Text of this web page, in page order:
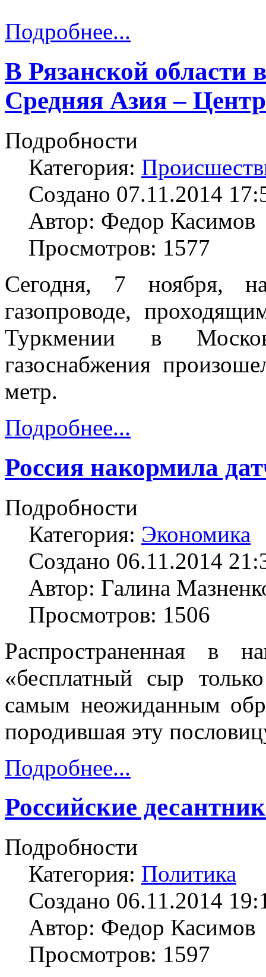
Подробнее...
В Рязанской области
Средняя Азия – Центр
Подробности
Категория:
Создано 07.11.2014
Автор: Федор Касимов
Просмотров: 1577
Сегодня, 7 ноября, на
газопроводе,
Туркмении в
газоснабжения
метр.
Подробнее...
Россия накормила
Подробности
Категория: Экономика
Создано 06.11.2014
Автор: Галина
Просмотров: 1506
Распространенная в
«бесплатный сыр
самым неожиданным
породившая эту
Подробнее...
Российские
Подробности
Категория: Политика
Создано 06.11.2014
Автор: Федор Касимов
Просмотров: 1597